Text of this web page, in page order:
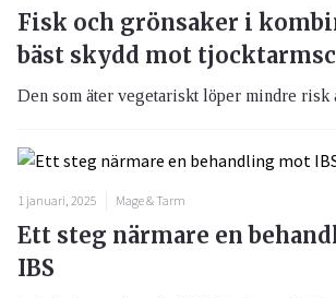
Fisk och grönsaker i
bäst skydd mot
Den som äter vegetariskt löper mindre risk
1 januari, 2025 Mage & Tarm
Ett steg närmare en
IBS